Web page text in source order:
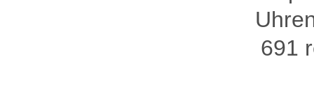
691